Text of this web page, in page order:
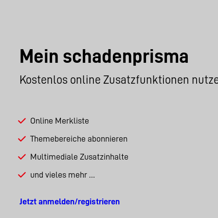
Mein schadenprisma
Kostenlos online Zusatzfunktionen
Online Merkliste
Themebereiche abonnieren
Multimediale Zusatzinhalte
und vieles mehr …
Jetzt anmelden/registrieren